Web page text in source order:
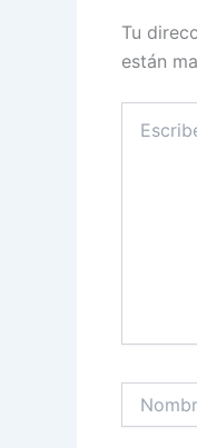
Tu
están
aquí...